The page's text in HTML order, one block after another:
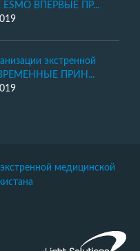
ВПЕРВЫЕ ПР...
экстренной
ПРИН...
медицинской